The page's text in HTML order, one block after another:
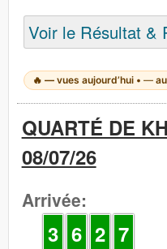
Voir le Résultat &
🔥— vues aujourd’hui •—
QUARTÉ DE
08/07/26
Arrivée:
3 6 2 7